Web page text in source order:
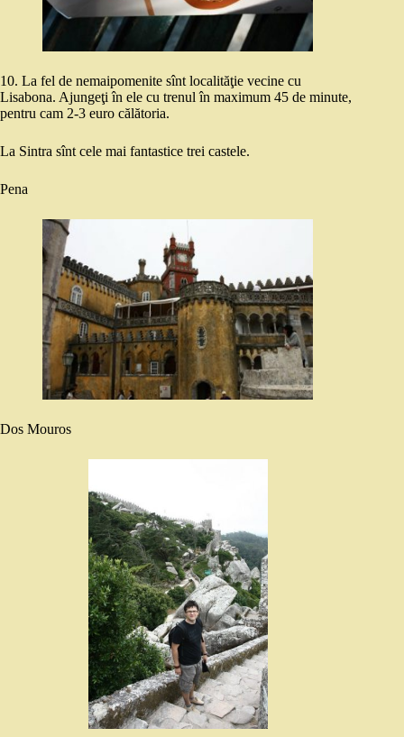
10. La fel de nemaipomenite sînt localităţie vecine cu
Lisabona. Ajungeţi în ele cu trenul în maximum 45 de minute,
pentru cam 2-3 euro călătoria.
La Sintra sînt cele mai fantastice trei castele.
Pena
Dos Mouros